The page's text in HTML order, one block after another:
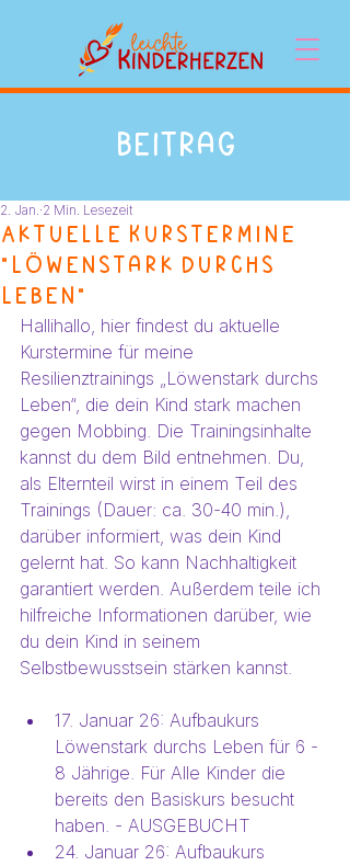
Beitrag
Aktuelle Kurstermine
"Löwenstark durchs
Leben"
2. Jan. 2 Min. Lesezeit
Hallihallo, hier findest du aktuelle
Kurstermine für meine
Resilienztrainings „Löwenstark durchs
Leben“, die dein Kind stark machen
gegen Mobbing. Die Trainingsinhalte
kannst du dem Bild entnehmen. Du,
als Elternteil wirst in einem Teil des
Trainings (Dauer: ca. 30-40 min.),
darüber informiert, was dein Kind
gelernt hat. So kann Nachhaltigkeit
garantiert werden. Außerdem teile ich
hilfreiche Informationen darüber, wie
du dein Kind in seinem
Selbstbewusstsein stärken kannst.
17. Januar 26: Aufbaukurs
Löwenstark durchs Leben für 6 -
8 Jährige. Für Alle Kinder die
bereits den Basiskurs besucht
haben. - AUSGEBUCHT
24. Januar 26: Aufbaukurs